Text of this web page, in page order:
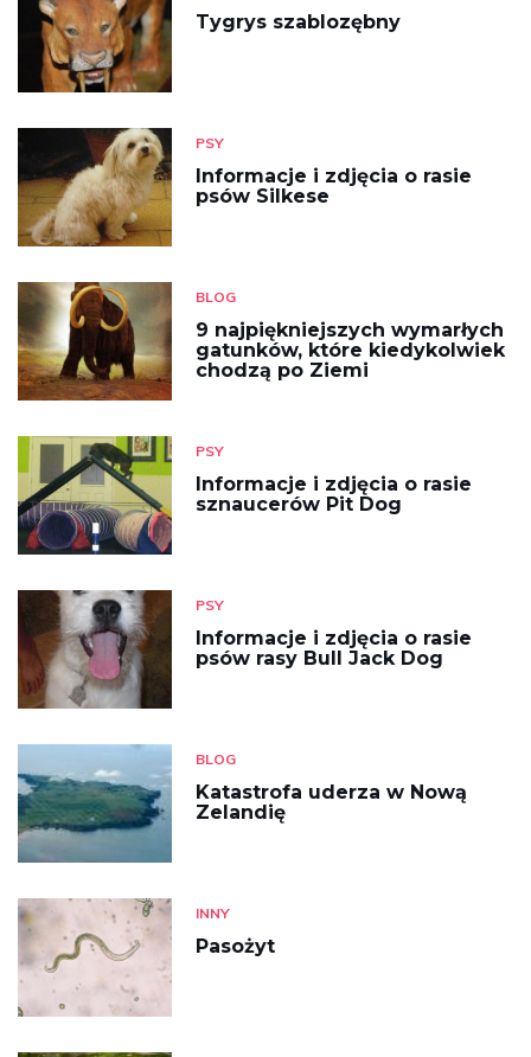
Tygrys szablozębny
PSY
Informacje i zdjęcia o rasie
psów Silkese
BLOG
9 najpiękniejszych wymarłych
gatunków, które kiedykolwiek
chodzą po Ziemi
PSY
Informacje i zdjęcia o rasie
sznaucerów Pit Dog
PSY
Informacje i zdjęcia o rasie
psów rasy Bull Jack Dog
BLOG
Katastrofa uderza w Nową
Zelandię
INNY
Pasożyt